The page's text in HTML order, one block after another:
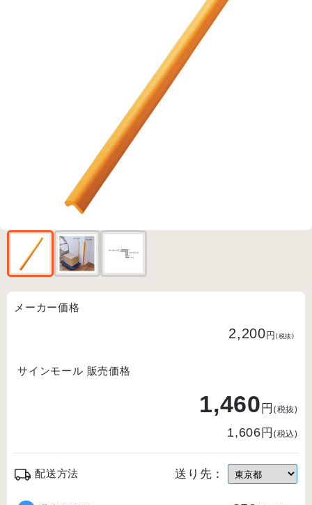
メーカー価格
2,200円(税抜)
サインモール 販売価格
1,460円(税抜)
1,606円(税込)
配送方法 送り先：